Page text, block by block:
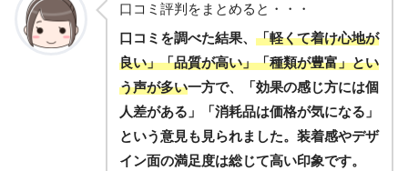
口コミ評判をまとめると・・・
口コミを調べた結果、 「軽くて着け心地が
良い」「品質が高い」「種類が豊富」とい
う声が多い一方で、「効果の感じ方には個
人差がある」「消耗品は価格が気になる」
という意見も見られました。装着感やデザ
イン面の満足度は総じて高い印象です。